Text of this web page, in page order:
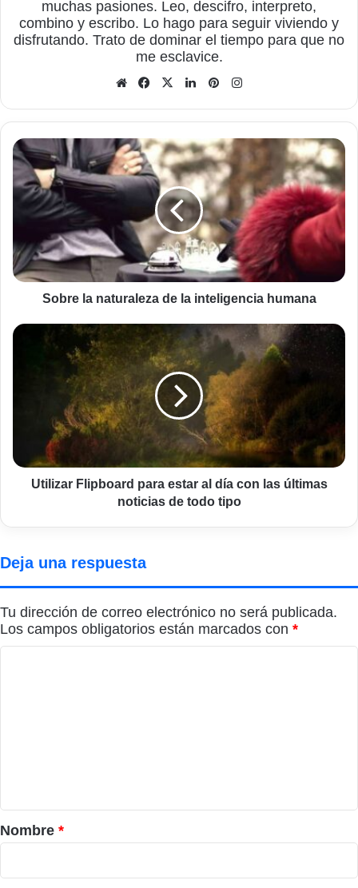
muchas pasiones. Leo, descifro, interpreto,
combino y escribo. Lo hago para seguir viviendo y
disfrutando. Trato de dominar el tiempo para que no
me esclavice.
Sitio
Facebook
X LinkedInPinterest
Sobre
la
naturaleza
de
inteligencia
humana
Sobre la naturaleza de la inteligencia humana
Utilizar
Flipboard
últimas
noticias
tipo
Utilizar Flipboard para estar al día con las últimas
noticias de todo tipo
Deja una respuesta
Tu dirección de correo electrónico no será publicada.
Los campos obligatorios están marcados con *
r
i
o
Nombre *